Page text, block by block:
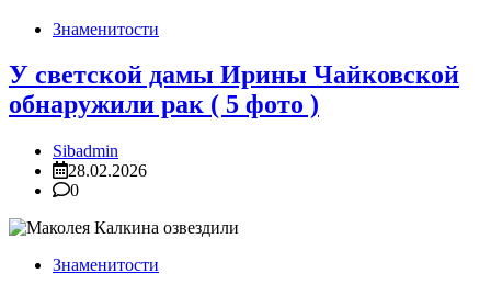
Знаменитости
У светской дамы Ирины Чайковской
обнаружили рак ( 5 фото )
Sibadmin
28.02.2026
0
Знаменитости